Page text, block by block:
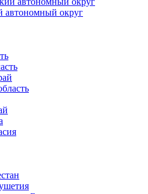
автономный округ